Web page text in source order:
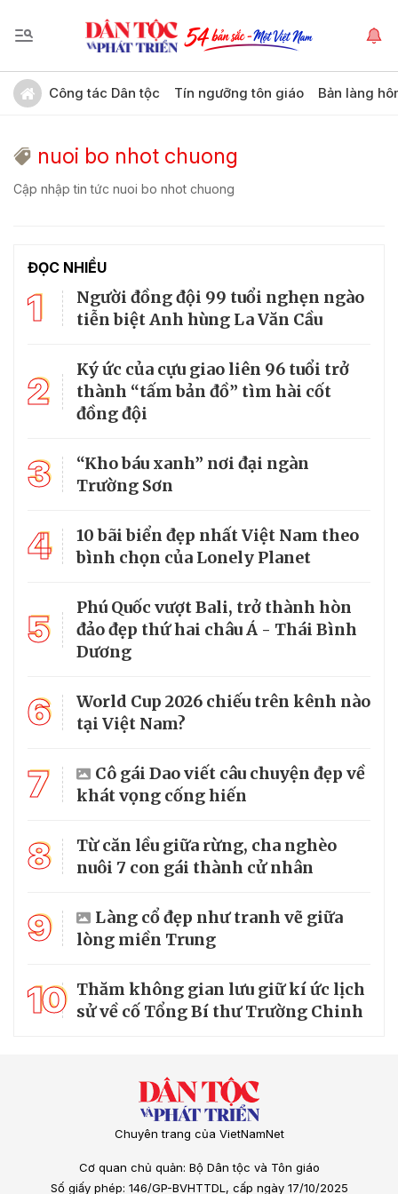
Công tác Dân tộc Tín ngưỡng tôn giáo Bản làng
nuoi bo nhot chuong
Cập nhập tin tức nuoi bo nhot chuong
ĐỌC NHIỀU
1
Người đồng đội 99 tuổi nghẹn ngào
tiễn biệt Anh hùng La Văn Cầu
2
Ký ức của cựu giao liên 96 tuổi trở
thành “tấm bản đồ” tìm hài cốt
đồng đội
3
“Kho báu xanh” nơi đại ngàn
Trường Sơn
4
10 bãi biển đẹp nhất Việt Nam theo
bình chọn của Lonely Planet
5
Phú Quốc vượt Bali, trở thành hòn
đảo đẹp thứ hai châu Á - Thái Bình
Dương
6
World Cup 2026 chiếu trên kênh nào
tại Việt Nam?
7
Cô gái Dao viết câu chuyện đẹp về
khát vọng cống hiến
8
Từ căn lều giữa rừng, cha nghèo
nuôi 7 con gái thành cử nhân
9
Làng cổ đẹp như tranh vẽ giữa
lòng miền Trung
10 Thăm không gian lưu giữ kí ức lịch
sử về cố Tổng Bí thư Trường Chinh
Chuyên trang của VietNamNet
Cơ quan chủ quản: Bộ Dân tộc và Tôn giáo
Số giấy phép: 146/GP-BVHTTDL, cấp ngày 17/10/2025